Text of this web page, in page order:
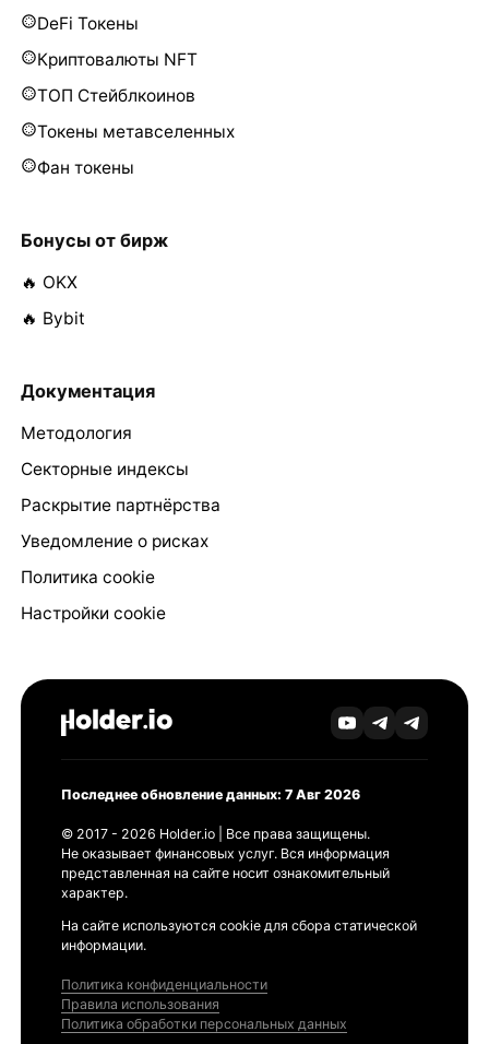
DeFi Токены
Криптовалюты NFT
ТОП Стейблкоинов
Токены метавселенных
Фан токены
Бонусы от бирж
🔥 OKX
🔥 Bybit
Документация
Методология
Секторные индексы
Раскрытие партнёрства
Уведомление о рисках
Политика cookie
Настройки cookie
Последнее обновление данных: 7 Авг 2026
© 2017 - 2026 Holder.io | Все права защищены.
Не оказывает финансовых услуг. Вся информация
представленная на сайте носит ознакомительный
характер.
На сайте используются cookie для сбора статической
информации.
Политика конфиденциальности
Правила использования
Политика обработки персональных данных